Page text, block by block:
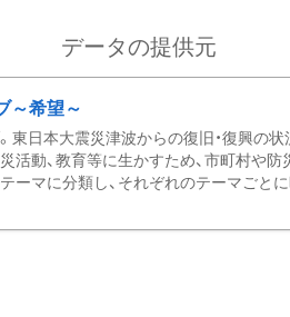
データの提供元
～希望～
東日本大震災津波からの復旧・復興の
活動、教育等に生かすため、市町村や
ーマに分類し、それぞれのテーマごと